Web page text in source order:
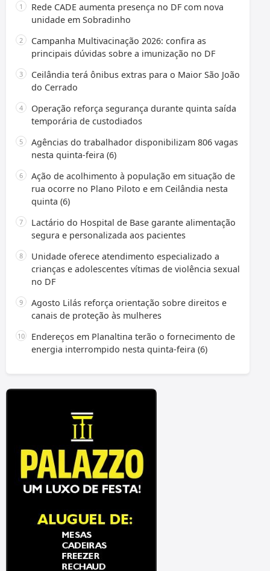
Rede CADE aumenta presença no DF com nova
unidade em Sobradinho
Campanha Multivacinação 2026: confira as
principais dúvidas sobre a imunização no DF
Ceilândia terá ônibus extras para o Maior São João
do Cerrado
Operação reforça segurança durante quinta saída
temporária de custodiados
Agências do trabalhador disponibilizam 806 vagas
nesta quinta-feira (6)
Ação de acolhimento à população em situação de
rua ocorre no Plano Piloto e em Ceilândia nesta
quinta (6)
Lactário do Hospital de Base garante alimentação
segura e personalizada aos pacientes
Unidade oferece atendimento especializado a
crianças e adolescentes vítimas de violência sexual
no DF
Agosto Lilás reforça orientação sobre direitos e
canais de proteção às mulheres
Endereços em Planaltina terão o fornecimento de
energia interrompido nesta quinta-feira (6)